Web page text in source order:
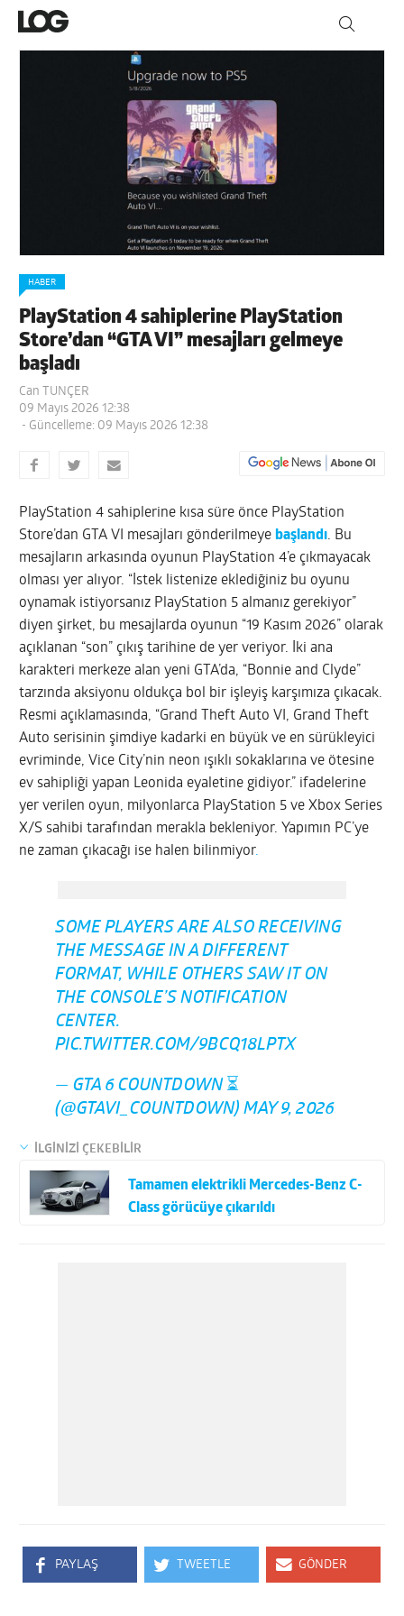
HABER
PlayStation 4 sahiplerine PlayStation
Store’dan “GTA VI” mesajları gelmeye
başladı
Can TUNÇER
09 Mayıs 2026 12:38
- Güncelleme: 09 Mayıs 2026 12:38
PlayStation 4 sahiplerine kısa süre önce PlayStation
Store’dan GTA VI mesajları gönderilmeye başlandı. Bu
mesajların arkasında oyunun PlayStation 4’e çıkmayacak
olması yer alıyor. “İstek listenize eklediğiniz bu oyunu
oynamak istiyorsanız PlayStation 5 almanız gerekiyor”
diyen şirket, bu mesajlarda oyunun “19 Kasım 2026” olarak
açıklanan “son” çıkış tarihine de yer veriyor. İki ana
karakteri merkeze alan yeni GTA’da, “Bonnie and Clyde”
tarzında aksiyonu oldukça bol bir işleyiş karşımıza çıkacak.
Resmi açıklamasında, “Grand Theft Auto VI, Grand Theft
Auto serisinin şimdiye kadarki en büyük ve en sürükleyici
evriminde, Vice City’nin neon ışıklı sokaklarına ve ötesine
ev sahipliği yapan Leonida eyaletine gidiyor.” ifadelerine
yer verilen oyun, milyonlarca PlayStation 5 ve Xbox Series
X/S sahibi tarafından merakla bekleniyor. Yapımın PC’ye
ne zaman çıkacağı ise halen bilinmiyor.
SOME PLAYERS ARE ALSO RECEIVING
THE MESSAGE IN A DIFFERENT
FORMAT, WHILE OTHERS SAW IT ON
THE CONSOLE’S NOTIFICATION
CENTER.
PIC.TWITTER.COM/9BCQ18LPTX
— GTA 6 COUNTDOWN ⏳
(@GTAVI_COUNTDOWN)MAY 9, 2026
İLGİNİZİ ÇEKEBİLİR
Tamamen elektrikli Mercedes-Benz C-
Class görücüye çıkarıldı
PAYLAŞ TWEETLE GÖNDER